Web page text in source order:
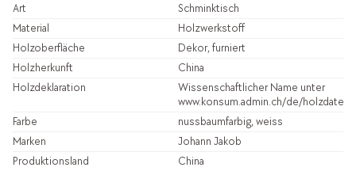
Art
Schminktisch
Material
Holzwerkstoff
Holzoberfläche
Dekor, furniert
Holzherkunft
China
Holzdeklaration
Wissenschaftlicher Name unter
www.konsum.admin.ch/de/
Farbe
nussbaumfarbig, weiss
Marken
Johann Jakob
Produktionsland
China